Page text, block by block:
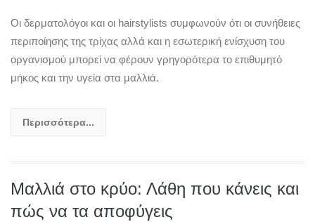
Οι δερματολόγοι και οι hairstylists συμφωνούν ότι οι συνήθειες
περιποίησης της τρίχας αλλά και η εσωτερική ενίσχυση του
οργανισμού μπορεί να φέρουν γρηγορότερα το επιθυμητό
μήκος και την υγεία στα μαλλιά.
Περισσότερα...
Μαλλιά στο κρύο: Λάθη που κάνεις και
πώς να τα αποφύγεις